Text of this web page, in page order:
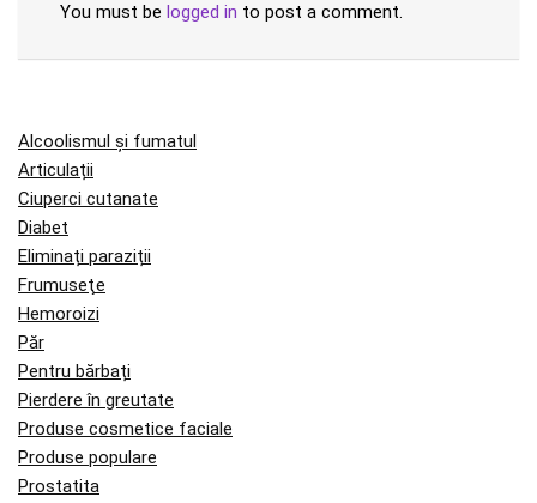
You must be logged in to post a comment.
Alcoolismul și fumatul
Articulații
Ciuperci cutanate
Diabet
Eliminați paraziții
Frumuseţe
Hemoroizi
Păr
Pentru bărbați
Pierdere în greutate
Produse cosmetice faciale
Produse populare
Prostatita